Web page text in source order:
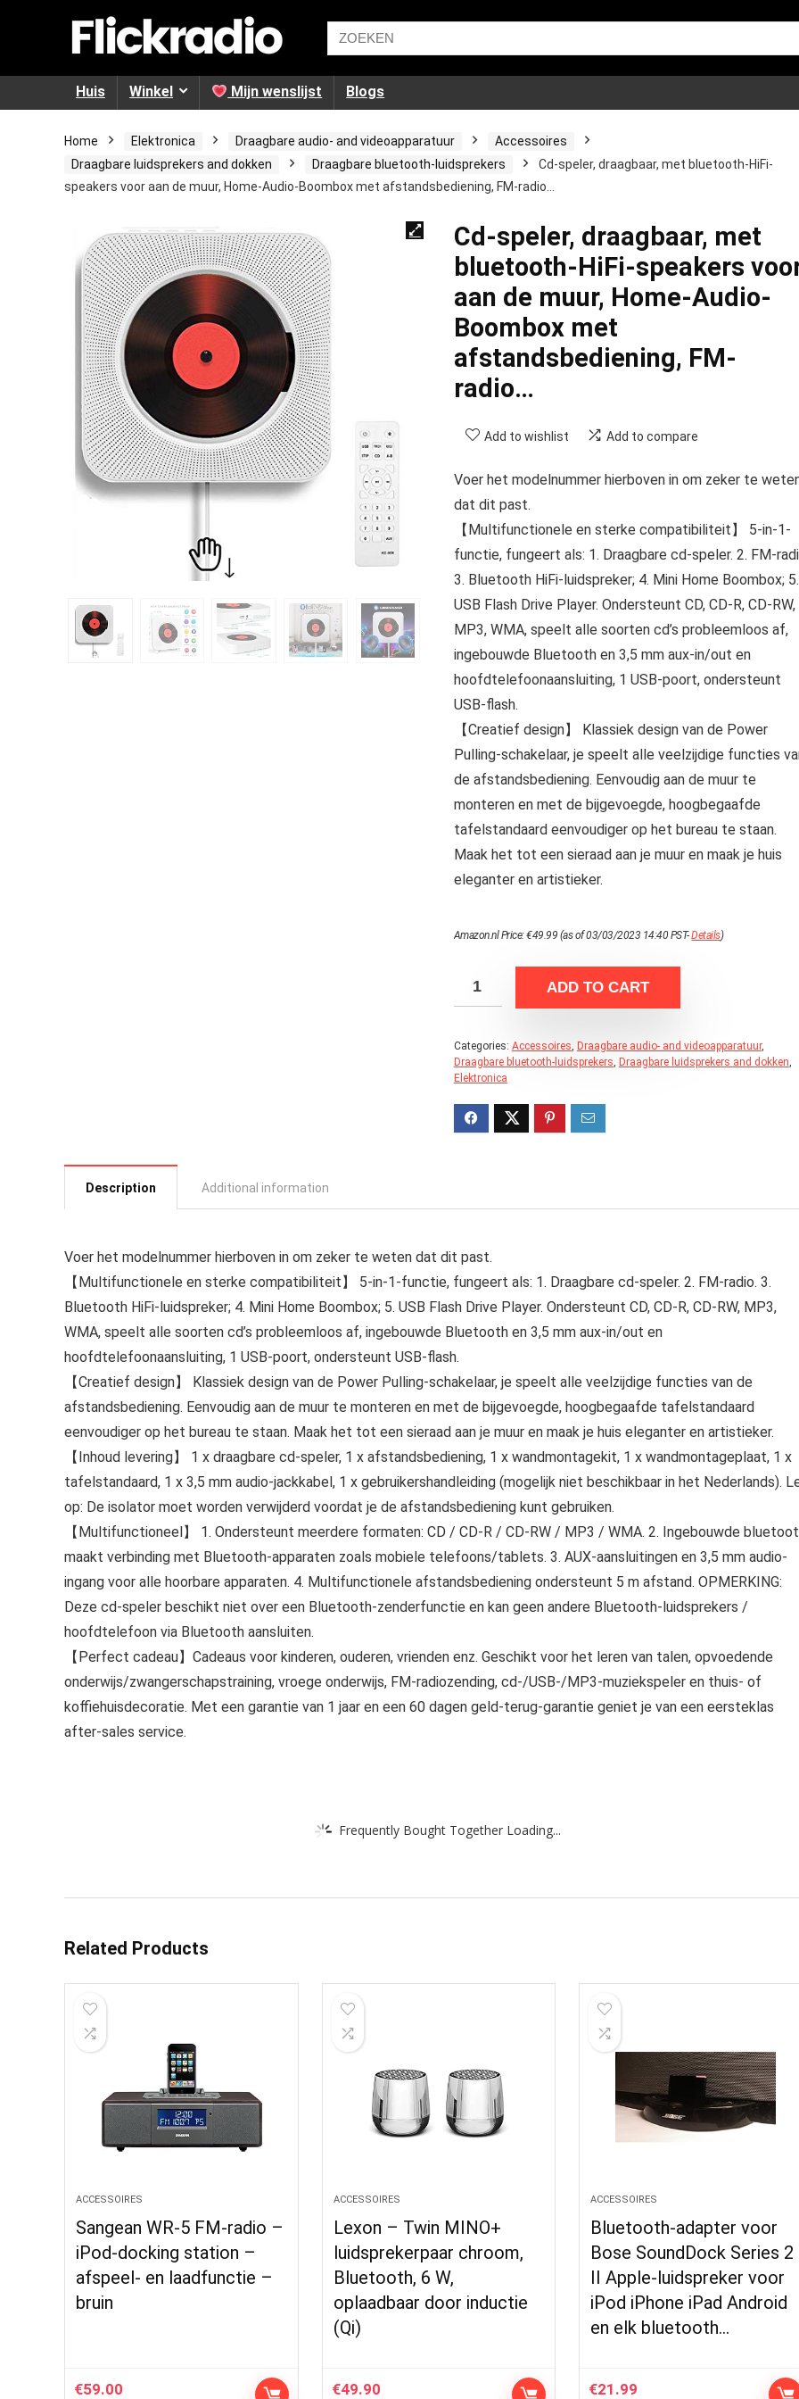
Huis Winkel Mijn wenslijst Blogs
Home Elektronica Draagbare audio- and videoapparatuur
Accessoires
Draagbare luidsprekers and dokken
Draagbare bluetooth-luidsprekers
Cd-speler, draagbaar, met bluetooth-HiFi-
speakers voor aan de muur, Home-Audio-Boombox met afstandsbediening, FM-radio…
Cd-speler, draagbaar, met
bluetooth-HiFi-speakers
aan de muur, Home-Audio-
Boombox met
afstandsbediening, FM-
radio…
Add to wishlist Add to compare
Voer het modelnummer hierboven in om zeker te
dat dit past.
【Multifunctionele en sterke compatibiliteit】 5-in-1-
functie, fungeert als: 1. Draagbare cd-speler. 2. FM-
3. Bluetooth HiFi-luidspreker; 4. Mini Home Boombox; 5.
USB Flash Drive Player. Ondersteunt CD, CD-R, CD-RW,
MP3, WMA, speelt alle soorten cd’s probleemloos af,
ingebouwde Bluetooth en 3,5 mm aux-in/out en
hoofdtelefoonaansluiting, 1 USB-poort, ondersteunt
USB-flash.
【Creatief design】 Klassiek design van de Power
Pulling-schakelaar, je speelt alle veelzijdige functies
de afstandsbediening. Eenvoudig aan de muur te
monteren en met de bijgevoegde, hoogbegaafde
tafelstandaard eenvoudiger op het bureau te staan.
Maak het tot een sieraad aan je muur en maak je huis
eleganter en artistieker.
Amazon.nl Price:€49.99 (as of 03/03/2023 14:40 PST-Details)
ADD TO CART
Categories: Accessoires, Draagbare audio- and videoapparatuur,
Draagbare bluetooth-luidsprekers, Draagbare luidsprekers and dokken,
Elektronica
Description Additional information
Voer het modelnummer hierboven in om zeker te weten dat dit past.
【Multifunctionele en sterke compatibiliteit】 5-in-1-functie, fungeert als: 1. Draagbare cd-speler. 2. FM-radio. 3.
Bluetooth HiFi-luidspreker; 4. Mini Home Boombox; 5. USB Flash Drive Player. Ondersteunt CD, CD-R, CD-RW, MP3,
WMA, speelt alle soorten cd’s probleemloos af, ingebouwde Bluetooth en 3,5 mm aux-in/out en
hoofdtelefoonaansluiting, 1 USB-poort, ondersteunt USB-flash.
【Creatief design】 Klassiek design van de Power Pulling-schakelaar, je speelt alle veelzijdige functies van de
afstandsbediening. Eenvoudig aan de muur te monteren en met de bijgevoegde, hoogbegaafde tafelstandaard
eenvoudiger op het bureau te staan. Maak het tot een sieraad aan je muur en maak je huis eleganter en artistieker.
【Inhoud levering】 1 x draagbare cd-speler, 1 x afstandsbediening, 1 x wandmontagekit, 1 x wandmontageplaat, 1 x
tafelstandaard, 1 x 3,5 mm audio-jackkabel, 1 x gebruikershandleiding (mogelijk niet beschikbaar in het Nederlands).
op: De isolator moet worden verwijderd voordat je de afstandsbediening kunt gebruiken.
【Multifunctioneel】 1. Ondersteunt meerdere formaten: CD / CD-R / CD-RW / MP3 / WMA. 2. Ingebouwde
maakt verbinding met Bluetooth-apparaten zoals mobiele telefoons/tablets. 3. AUX-aansluitingen en 3,5 mm audio-
ingang voor alle hoorbare apparaten. 4. Multifunctionele afstandsbediening ondersteunt 5 m afstand. OPMERKING:
Deze cd-speler beschikt niet over een Bluetooth-zenderfunctie en kan geen andere Bluetooth-luidsprekers /
hoofdtelefoon via Bluetooth aansluiten.
【Perfect cadeau】Cadeaus voor kinderen, ouderen, vrienden enz. Geschikt voor het leren van talen, opvoedende
onderwijs/zwangerschapstraining, vroege onderwijs, FM-radiozending, cd-/USB-/MP3-muziekspeler en thuis- of
koffiehuisdecoratie. Met een garantie van 1 jaar en een 60 dagen geld-terug-garantie geniet je van een eersteklas
after-sales service.
Frequently Bought Together Loading...
Related Products
ACCESSOIRES
Sangean WR-5 FM-radio –
iPod-docking station –
afspeel- en laadfunctie –
bruin
€59.00
ACCESSOIRES
Lexon – Twin MINO+
luidsprekerpaar chroom,
Bluetooth, 6 W,
oplaadbaar door inductie
(Qi)
€49.90
ACCESSOIRES
Bluetooth-adapter voor
Bose SoundDock Series 2
II Apple-luidspreker voor
iPod iPhone iPad Android
en elk bluetooth…
€21.99